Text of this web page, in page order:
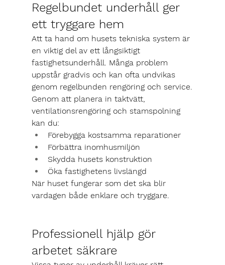
Regelbundet underhåll ger
ett tryggare hem
Att ta hand om husets tekniska system är
en viktig del av ett långsiktigt
fastighetsunderhåll. Många problem
uppstår gradvis och kan ofta undvikas
genom regelbunden rengöring och service.
Genom att planera in taktvätt,
ventilationsrengöring och stamspolning
kan du:
Förebygga kostsamma reparationer
Förbättra inomhusmiljön
Skydda husets konstruktion
Öka fastighetens livslängd
När huset fungerar som det ska blir
vardagen både enklare och tryggare.
Professionell hjälp gör
arbetet säkrare